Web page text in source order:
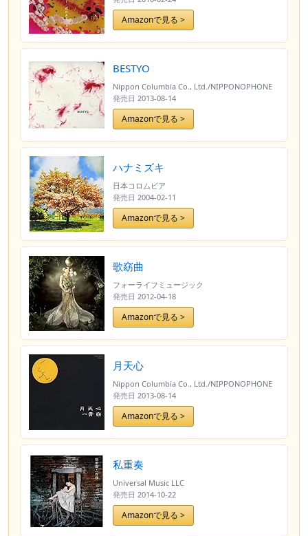
Amazonで見る >
BESTYO
Nippon Columbia Co., Ltd./NIPPONOPHONE
発売日 2013-08-14
Amazonで見る >
ハナミズキ
日本コロムビア
発売日 2004-02-11
Amazonで見る >
歌窈曲
フォーライフミュージック
発売日 2012-04-18
Amazonで見る >
月天心
Nippon Columbia Co., Ltd./NIPPONOPHONE
発売日 2013-08-14
Amazonで見る >
私重奏
Universal Music LLC
発売日 2014-10-22
Amazonで見る >